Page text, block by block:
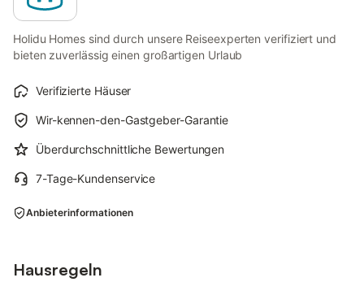
Holidu Homes sind durch unsere Reiseexperten verifiziert und
bieten zuverlässig einen großartigen Urlaub
Verifizierte Häuser
Wir-kennen-den-Gastgeber-Garantie
Überdurchschnittliche Bewertungen
7-Tage-Kundenservice
Anbieterinformationen
Hausregeln